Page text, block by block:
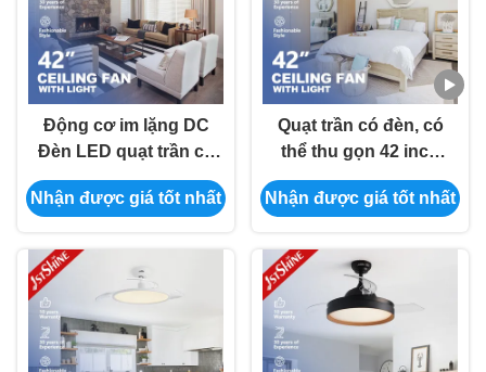
Động cơ im lặng DC
Đèn LED quạt trần có
thể thu vào Điều
khiển từ xa 6 tốc độ
Nhận được giá tốt nhất
Quạt trần có đèn, có
thể thu gọn 42 inch
với động cơ DC và
điều khiển từ xa 6 tốc
Nhận được giá tốt nhất